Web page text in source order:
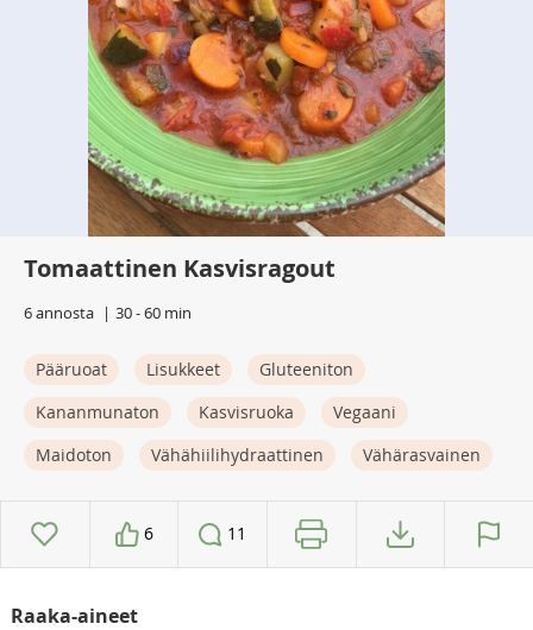
Tomaattinen Kasvisragout
6 annosta 30 - 60 min
Pääruoat Lisukkeet
Gluteeniton
Kananmunaton
Kasvisruoka
Vegaani
Maidoton
Vähähiilihydraattinen Vähärasvainen
6 11
Raaka-aineet